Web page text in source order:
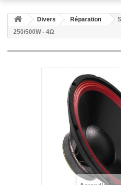
Divers Réparation
250/500W - 4Ω